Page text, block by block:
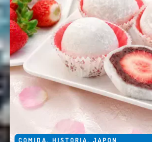
COMIDA, HISTORIA, JAPON